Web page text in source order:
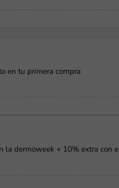
en tu primera compra
la dermoweek + 10% extra con